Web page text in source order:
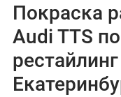
Покраска
Audi TTS